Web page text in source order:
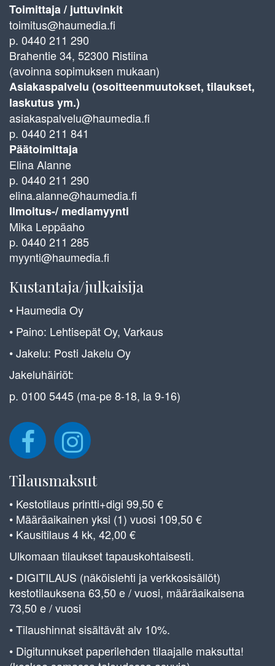
Toimittaja / juttuvinkit
toimitus@haumedia.fi
p. 0440 211 290
Brahentie 34, 52300 Ristiina
(avoinna sopimuksen mukaan)
Asiakaspalvelu (osoitteenmuutokset, tilaukset,
laskutus ym.)
asiakaspalvelu@haumedia.fi
p. 0440 211 841
Päätoimittaja
Elina Alanne
p. 0440 211 290
elina.alanne@haumedia.fi
Ilmoitus-/ mediamyynti
Mika Leppäaho
p. 0440 211 285
myynti@haumedia.fi
Kustantaja/julkaisija
• Haumedia Oy
• Paino: Lehtisepät Oy, Varkaus
• Jakelu: Posti Jakelu Oy
Jakeluhäiriöt:
p. 0100 5445 (ma-pe 8-18, la 9-16)
Tilausmaksut
• Kestotilaus printti+digi 99,50 €
• Määräaikainen yksi (1) vuosi 109,50 €
• Kausitilaus 4 kk, 42,00 €
Ulkomaan tilaukset tapauskohtaisesti.
• DIGITILAUS (näköislehti ja verkkosisällöt)
kestotilauksena 63,50 e / vuosi, määräaikaisena
73,50 e / vuosi
• Tilaushinnat sisältävät alv 10%.
• Digitunnukset paperilehden tilaajalle maksutta!